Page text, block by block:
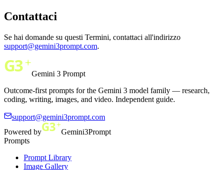
Contattaci
Se hai domande su questi Termini, contattaci all'indirizzo
support@gemini3prompt.com.
Gemini 3 Prompt
Outcome-first prompts for the Gemini 3 model family — research,
coding, writing, images, and video. Independent guide.
support@gemini3prompt.com
Powered by
Gemini3Prompt
Prompts
Prompt Library
Image Gallery